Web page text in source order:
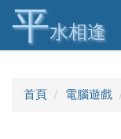
平水相逢
首頁 電腦遊戲